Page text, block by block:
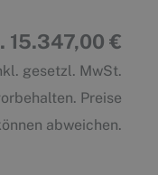
15.347,00 €
gesetzl. MwSt.
Preise
abweichen.